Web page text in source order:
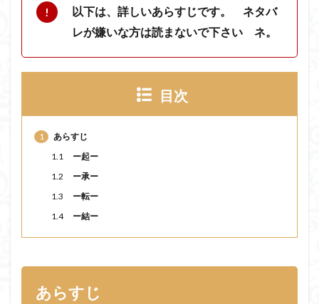
以下は、詳しいあらすじです。 ネタバ
レが嫌いな方は読まないで下さい ネ。
目次
1
あらすじ
1.1
ー起ー
1.2
ー承ー
1.3
ー転ー
1.4
ー結ー
あらすじ